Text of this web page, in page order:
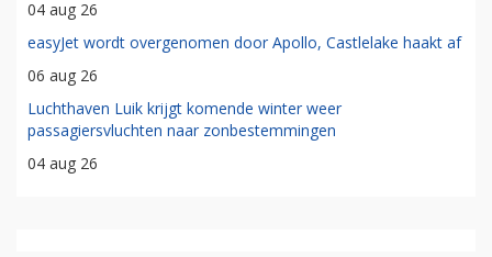
04 aug 26
easyJet wordt overgenomen door Apollo, Castlelake haakt af
06 aug 26
Luchthaven Luik krijgt komende winter weer
passagiersvluchten naar zonbestemmingen
04 aug 26